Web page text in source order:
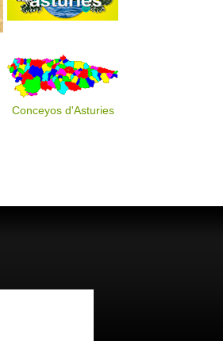
Conceyos d'Asturies